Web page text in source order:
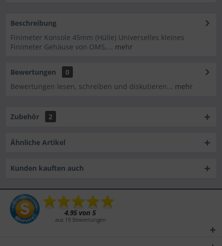
Beschreibung
Finimeter Konsole 45mm (Hülle) Universelles kleines
Finimeter Gehäuse von OMS,... mehr
Bewertungen
0
Bewertungen lesen, schreiben und diskutieren... mehr
Zubehör 2
Ähnliche Artikel
Kunden kauften auch